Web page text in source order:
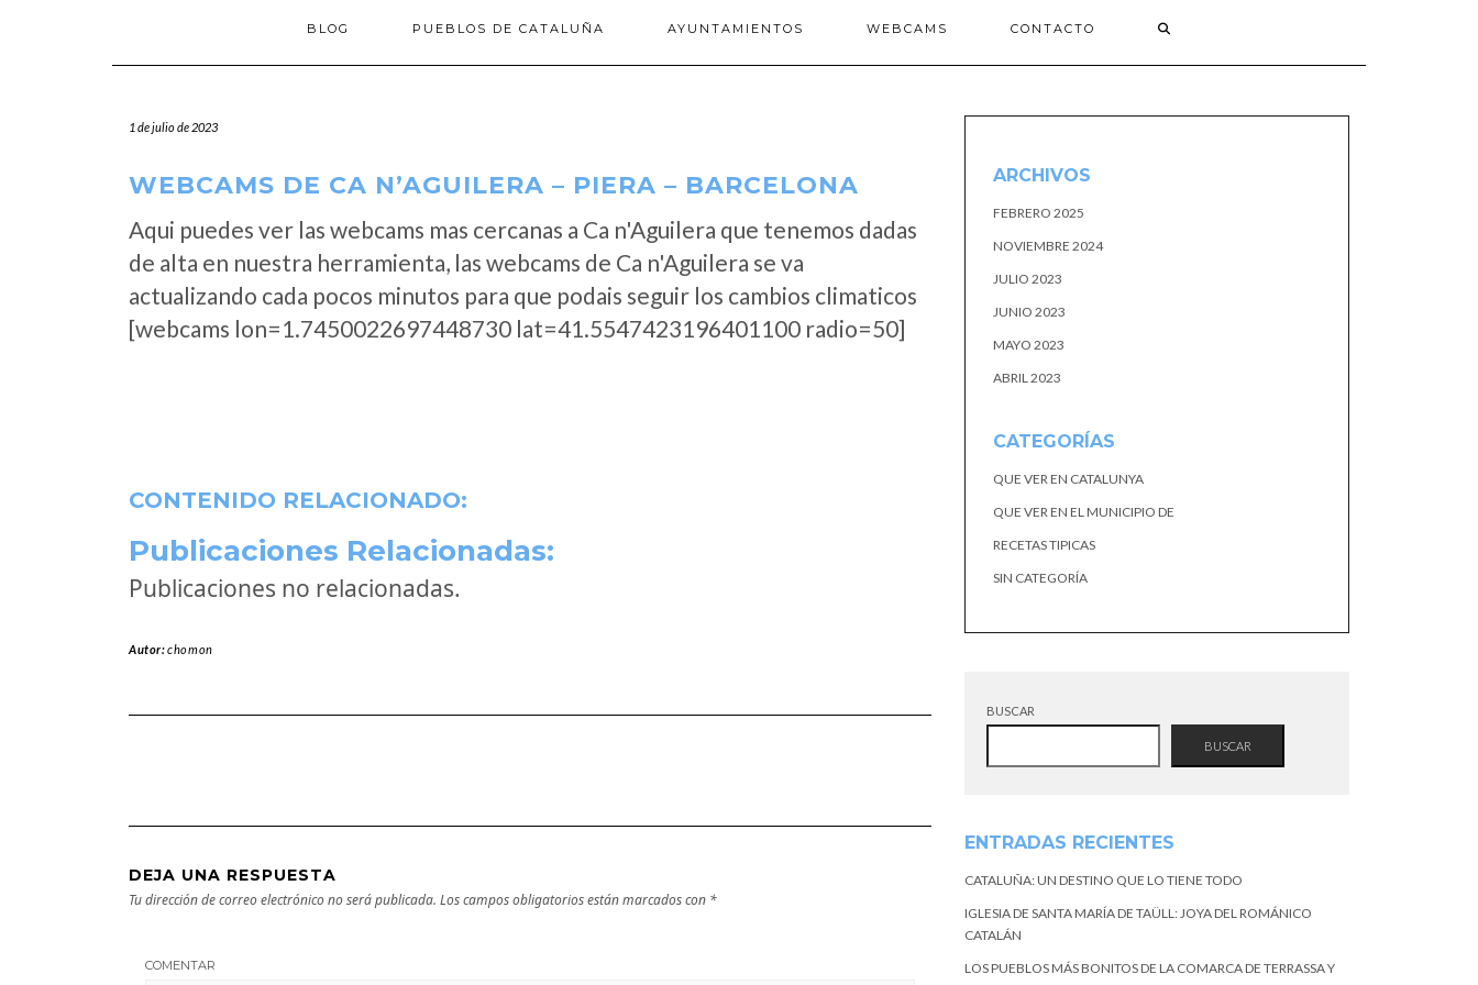
BLOG PUEBLOS DE CATALUÑA AYUNTAMIENTOS WEBCAMS CONTACTO
1 de julio de 2023
WEBCAMS DE CA N’AGUILERA – PIERA – BARCELONA
Aqui puedes ver las webcams mas cercanas a Ca n'Aguilera que tenemos dadas
de alta en nuestra herramienta, las webcams de Ca n'Aguilera se va
actualizando cada pocos minutos para que podais seguir los cambios climaticos
[webcams lon=1.7450022697448730 lat=41.5547423196401100 radio=50]
CONTENIDO RELACIONADO:
Publicaciones Relacionadas:
Publicaciones no relacionadas.
Autor:chomon
DEJA UNA RESPUESTA
Tu dirección de correo electrónico no será publicada. Los campos obligatorios están marcados con *
COMENTAR
ARCHIVOS
FEBRERO 2025
NOVIEMBRE 2024
JULIO 2023
JUNIO 2023
MAYO 2023
ABRIL 2023
CATEGORÍAS
QUE VER EN CATALUNYA
QUE VER EN EL MUNICIPIO DE
RECETAS TIPICAS
SIN CATEGORÍA
BUSCAR
BUSCAR
ENTRADAS RECIENTES
CATALUÑA: UN DESTINO QUE LO TIENE TODO
IGLESIA DE SANTA MARÍA DE TAÜLL: JOYA DEL ROMÁNICO
CATALÁN
LOS PUEBLOS MÁS BONITOS DE LA COMARCA DE TERRASSA Y